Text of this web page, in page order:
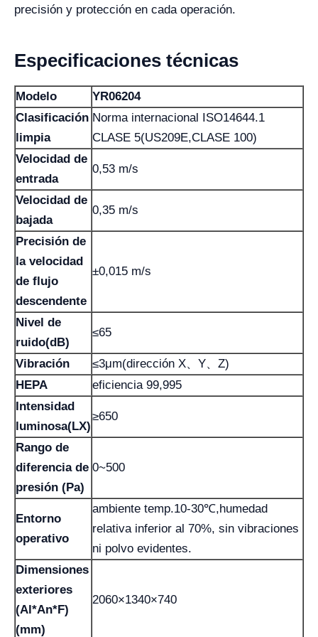
precisión y protección en cada operación.
Especificaciones técnicas
Modelo
YR06204
Clasificación
limpia
Norma internacional ISO14644.1
CLASE 5(US209E,CLASE 100)
Velocidad de
entrada
0,53 m/s
Velocidad de
bajada
0,35 m/s
Precisión de
la velocidad
de flujo
descendente
±0,015 m/s
Nivel de
ruido(dB)
≤65
Vibración
≤3μm(dirección X、Y、Z)
HEPA
eficiencia 99,995
Intensidad
luminosa(LX)
≥650
Rango de
diferencia de
presión (Pa)
0~500
Entorno
operativo
ambiente temp.10-30℃,humedad
relativa inferior al 70%, sin vibraciones
ni polvo evidentes.
Dimensiones
exteriores
(Al*An*F)
(mm)
2060×1340×740